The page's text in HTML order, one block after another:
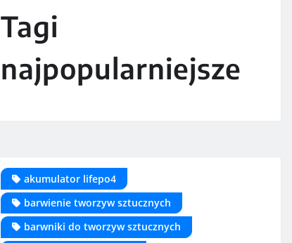
Tagi
najpopularniejsze
akumulator lifepo4
barwienie tworzyw sztucznych
barwniki do tworzyw sztucznych